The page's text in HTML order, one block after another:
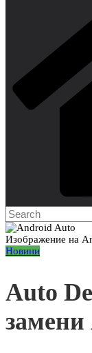
Изображение на
Новини
Auto